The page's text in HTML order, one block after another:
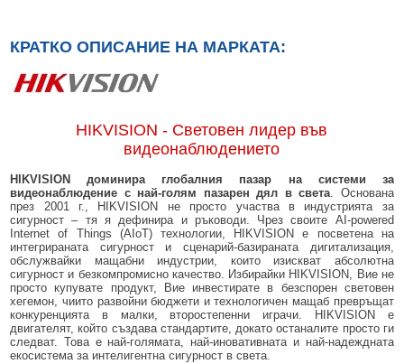
КРАТКО ОПИСАНИЕ НА МАРКАТА:
HIKVISION - Световен лидер във
видеонаблюдението
HIKVISION доминира глобалния пазар на системи за
видеонаблюдение с най-голям пазарен дял в света. Основана
през 2001 г., HIKVISION не просто участва в индустрията за
сигурност – тя я дефинира и ръководи. Чрез своите AI-powered
Internet of Things (AIoT) технологии, HIKVISION е посветена на
интегрираната сигурност и сценарий-базираната дигитализация,
обслужвайки мащабни индустрии, които изискват абсолютна
сигурност и безкомпромисно качество. Избирайки HIKVISION, Вие не
просто купувате продукт, Вие инвестирате в безспорен световен
хегемон, чиито развойни бюджети и технологичен мащаб превръщат
конкуренцията в малки, второстепенни играчи. HIKVISION е
двигателят, който създава стандартите, докато останалите просто ги
следват. Това е най-голямата, най-иновативната и най-надеждната
екосистема за интелигентна сигурност в света.